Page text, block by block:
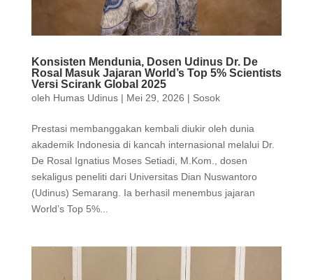
Konsisten Mendunia, Dosen Udinus Dr. De
Rosal Masuk Jajaran World’s Top 5% Scientists
Versi Scirank Global 2025
oleh Humas Udinus| Mei 29, 2026 | Sosok
Prestasi membanggakan kembali diukir oleh dunia
akademik Indonesia di kancah internasional melalui Dr.
De Rosal Ignatius Moses Setiadi, M.Kom., dosen
sekaligus peneliti dari Universitas Dian Nuswantoro
(Udinus) Semarang. Ia berhasil menembus jajaran
World’s Top 5%...